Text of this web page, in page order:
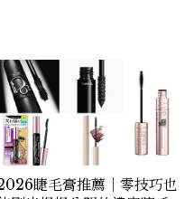
睫毛膏推薦｜零技巧也